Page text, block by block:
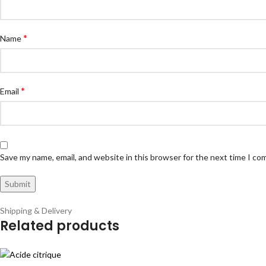
Name*
Email *
Save my name, email, and website in this browser for the next time I
Shipping & Delivery
Related products